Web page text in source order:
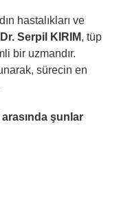
hastalıkları ve
Serpil KIRIM, tüp
bir uzmandır.
sürecin en
arasında şunlar